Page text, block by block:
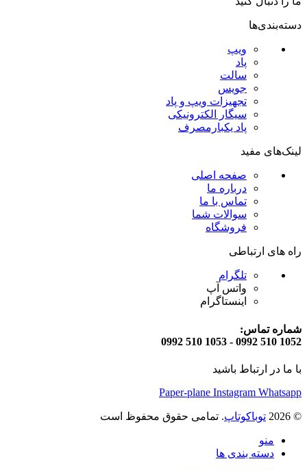
دسته‌بندی‌ها
ویپ
پاد
سالت
جویس
تجهیزات ویپ و پاد
سیگار الکترونیکی
پاد یکبارمصرف
لینک‌های مفید
صفحه اصلی
درباره ما
تماس با ما
سوالات شما
فروشگاه
راه های ارتباطی
تلگرام
واتس آپ
اینستاگرام
شماره تماس:
1052 510 0992 - 1053 510 0992
با ما در ارتباط باشید
Paper-plane Instagram Whatsapp
© 2026 توباکوتاپ. تمامی حقوق محفوظ است
منو
دسته بندی ها